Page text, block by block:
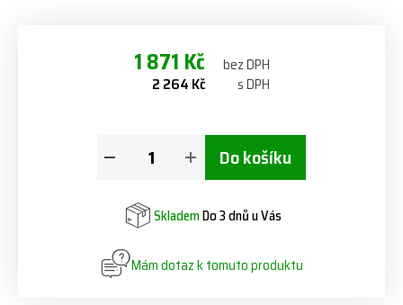
1 871 Kč bez DPH
2 264 Kč s DPH
Do košíku
SklademDo 3 dnů u Vás
Mám dotaz k tomuto produktu